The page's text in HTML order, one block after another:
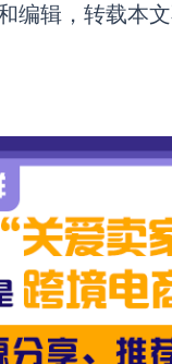
编辑，转载本